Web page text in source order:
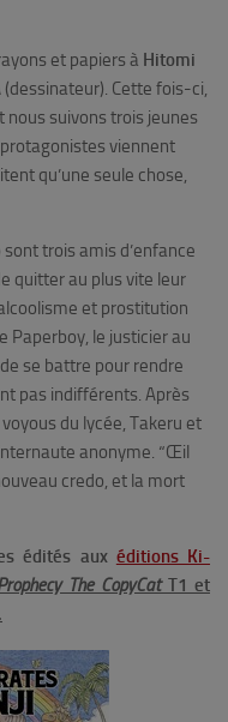
et papiers à Hitomi
(dessinateur). Cette fois-ci,
suivons trois jeunes
viennent
qu’une seule chose,
trois amis d’enfance
quitter au plus vite leur
et prostitution
Paperboy, le justicier au
se battre pour rendre
pas indifférents. Après
du lycée, Takeru et
anonyme. “Œil
credo, et la mort
édités aux éditions Ki-
The CopyCatT1 et